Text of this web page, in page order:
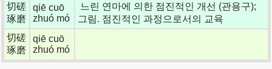
切磋
琢磨
qiē cuō
zhuó mó
느린 연마에 의한 점진적인 개선 (관용구);
그림. 점진적인 과정으로서의 교육
切磋
琢磨
qiē cuō
zhuó mó